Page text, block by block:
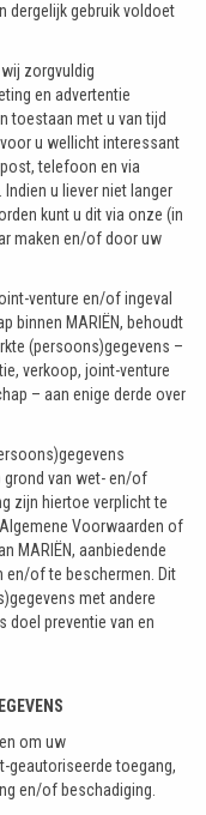
dergelijk gebruik voldoet
zorgvuldig
en advertentie
toestaan met u van tijd
u wellicht interessant
telefoon en via
u liever niet langer
kunt u dit via onze (in
maken en/of door uw
venture en/of ingeval
binnen MARIËN, behoudt
(persoons)gegevens –
verkoop, joint-venture
– aan enige derde over
grond van wet- en/of
zijn hiertoe verplicht te
Voorwaarden of
MARIËN, aanbiedende
en/of te beschermen. Dit
met andere
doel preventie van en
om uw
geautoriseerde toegang,
en/of beschadiging.